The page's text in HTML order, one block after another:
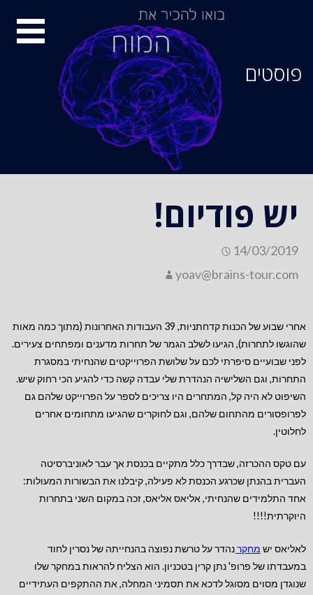
פוסטים
יש פודיום!
14/03/2019
yoav@brains-tour.com
אחרי שבוע של הכנות קדחתניות, 39 העבודות האחרונות (מתוך כמה מאות
שהוגשו לתחרות), הגיעו לשלב הגמר של תחרות מדענים ומפתחים צעירים.
לפני שבועיים סיפרתי לכם על שלושת הפרוייקטים שהנחיתי במסגרת
התחרות, וגם השלישיה הנהדרת שלי עבדה קשה כדי להגיע הכי רחוק שיש.
השיפוט לא היה קל, המתחרים היו צריכים לספר על הפרוייקט שלהם גם
לפרופסורים מהתחום שלהם, וגם לחוקרים שהגיעו מתחומים אחרים
לחלוטין.
עם טקס ההכרזה, שבדרך כלל מתקיים בכנסת אך עבר לאוניברסיטה
העברית בהנתן שכרגע הכנסת לא פעילה, קיבלנו את הבשורות המעולות:
אחד התלמידים שהנחיתי, אליאס אליאס, זכה במקום השני בתחרות
היוקרתית!!!!
לאליאס יש מחקרנהדר על טרשת נפוצה בהנחייתה של נסרין לחוד
במעבדתו של פרופ' נתן קרין בטכניון. הוא הצליח להראות במחקר שלו
שנוגדן מסוים מסוגל לדכא את תסמיני המחלה, את ההתקפים העתידיים